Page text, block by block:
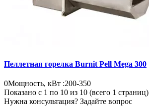
Пеллетная горелка Burnit Pell Mega 300
0Мощность, кВт :200-350
Показано с 1 по 10 из 10 (всего 1 страниц)
Нужна консультация? Задайте вопрос